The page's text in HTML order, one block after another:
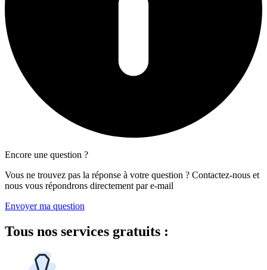
Encore une question ?
Vous ne trouvez pas la réponse à votre question ? Contactez-nous et
nous vous répondrons directement par e-mail
Envoyer ma question
Tous nos services gratuits :